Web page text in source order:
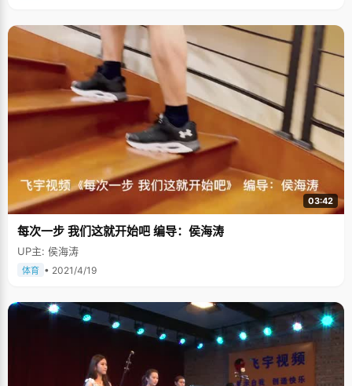
03:42
每次一步 我们这就开始吧 编导：侯海涛
UP主: 侯海涛
体育 • 2021/4/19